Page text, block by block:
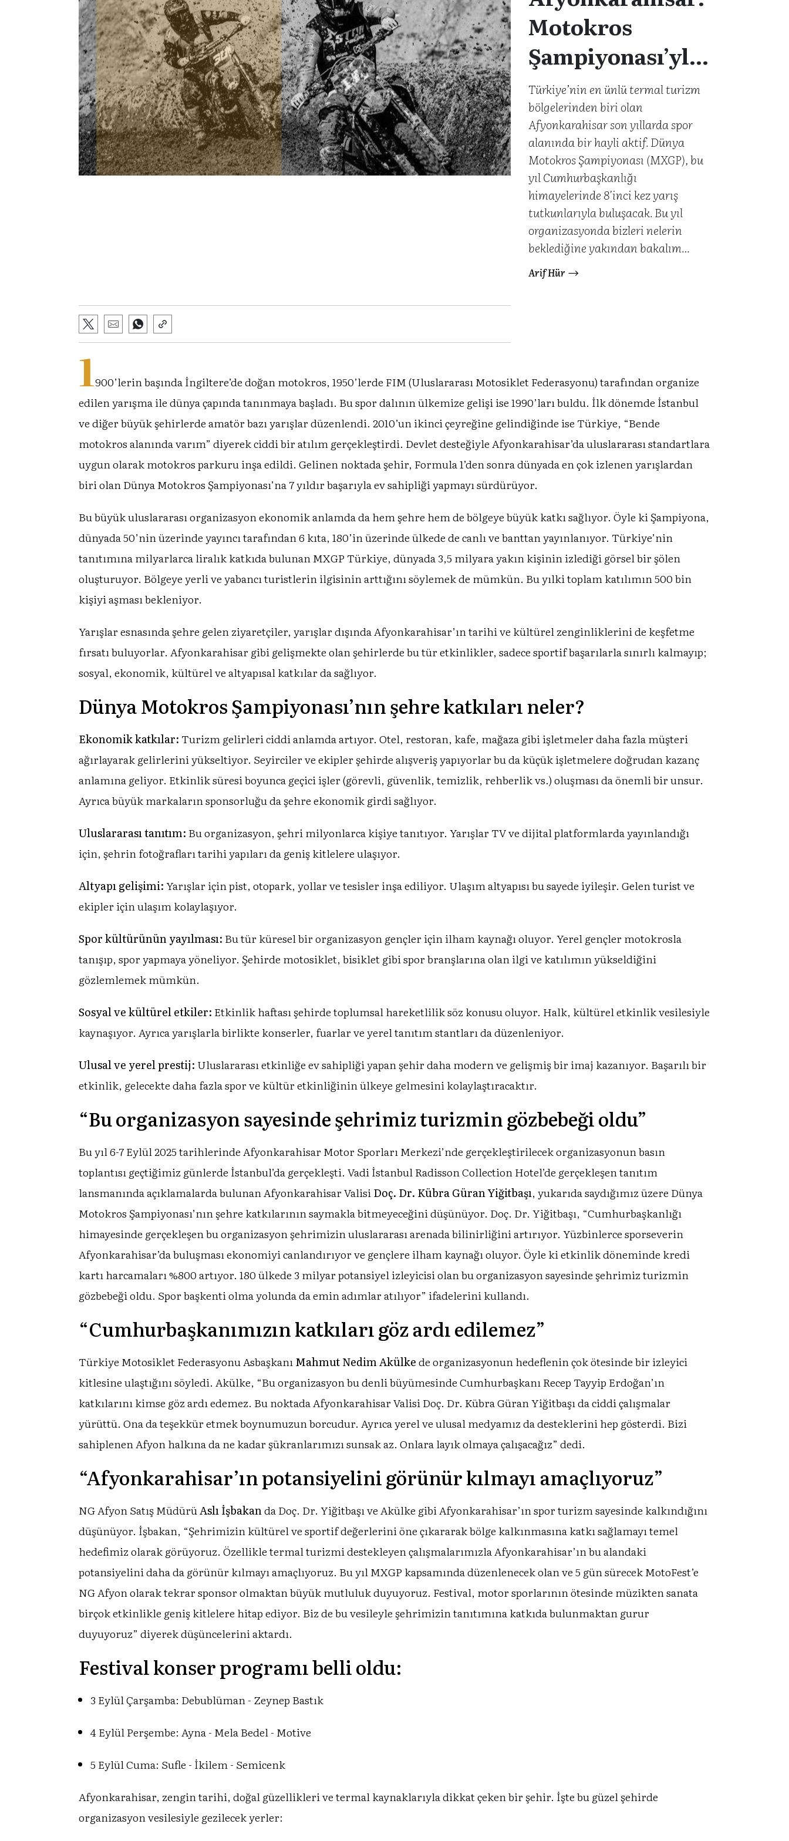
Motokros
Şampiyonası’yla
ivmelenen şehir
Türkiye’nin en ünlü termal turizm
bölgelerinden biri olan
Afyonkarahisar son yıllarda spor
alanında bir hayli aktif. Dünya
Motokros Şampiyonası (MXGP), bu
yıl Cumhurbaşkanlığı
himayelerinde 8'inci kez yarış
tutkunlarıyla buluşacak. Bu yıl
organizasyonda bizleri nelerin
beklediğine yakından bakalım…
Arif Hür
1900’lerin başında İngiltere’de doğan motokros, 1950’lerde FIM (Uluslararası Motosiklet Federasyonu) tarafından organize
edilen yarışma ile dünya çapında tanınmaya başladı. Bu spor dalının ülkemize gelişi ise 1990’ları buldu. İlk dönemde İstanbul
ve diğer büyük şehirlerde amatör bazı yarışlar düzenlendi. 2010’un ikinci çeyreğine gelindiğinde ise Türkiye, “Bende
motokros alanında varım” diyerek ciddi bir atılım gerçekleştirdi. Devlet desteğiyle Afyonkarahisar’da uluslararası standartlara
uygun olarak motokros parkuru inşa edildi. Gelinen noktada şehir, Formula 1’den sonra dünyada en çok izlenen yarışlardan
biri olan Dünya Motokros Şampiyonası’na 7 yıldır başarıyla ev sahipliği yapmayı sürdürüyor.
Bu büyük uluslararası organizasyon ekonomik anlamda da hem şehre hem de bölgeye büyük katkı sağlıyor. Öyle ki Şampiyona,
dünyada 50’nin üzerinde yayıncı tarafından 6 kıta, 180’in üzerinde ülkede de canlı ve banttan yayınlanıyor. Türkiye’nin
tanıtımına milyarlarca liralık katkıda bulunan MXGP Türkiye, dünyada 3,5 milyara yakın kişinin izlediği görsel bir şölen
oluşturuyor. Bölgeye yerli ve yabancı turistlerin ilgisinin arttığını söylemek de mümkün. Bu yılki toplam katılımın 500 bin
kişiyi aşması bekleniyor.
Yarışlar esnasında şehre gelen ziyaretçiler, yarışlar dışında Afyonkarahisar’ın tarihi ve kültürel zenginliklerini de keşfetme
fırsatı buluyorlar. Afyonkarahisar gibi gelişmekte olan şehirlerde bu tür etkinlikler, sadece sportif başarılarla sınırlı kalmayıp;
sosyal, ekonomik, kültürel ve altyapısal katkılar da sağlıyor.
Dünya Motokros Şampiyonası’nın şehre katkıları neler?
Ekonomik katkılar: Turizm gelirleri ciddi anlamda artıyor. Otel, restoran, kafe, mağaza gibi işletmeler daha fazla müşteri
ağırlayarak gelirlerini yükseltiyor. Seyirciler ve ekipler şehirde alışveriş yapıyorlar bu da küçük işletmelere doğrudan kazanç
anlamına geliyor. Etkinlik süresi boyunca geçici işler (görevli, güvenlik, temizlik, rehberlik vs.) oluşması da önemli bir unsur.
Ayrıca büyük markaların sponsorluğu da şehre ekonomik girdi sağlıyor.
Uluslararası tanıtım: Bu organizasyon, şehri milyonlarca kişiye tanıtıyor. Yarışlar TV ve dijital platformlarda yayınlandığı
için, şehrin fotoğrafları tarihi yapıları da geniş kitlelere ulaşıyor.
Altyapı gelişimi:Yarışlar için pist, otopark, yollar ve tesisler inşa ediliyor. Ulaşım altyapısı bu sayede iyileşir. Gelen turist ve
ekipler için ulaşım kolaylaşıyor.
Spor kültürünün yayılması: Bu tür küresel bir organizasyon gençler için ilham kaynağı oluyor. Yerel gençler motokrosla
tanışıp, spor yapmaya yöneliyor. Şehirde motosiklet, bisiklet gibi spor branşlarına olan ilgi ve katılımın yükseldiğini
gözlemlemek mümkün.
Sosyal ve kültürel etkiler: Etkinlik haftası şehirde toplumsal hareketlilik söz konusu oluyor. Halk, kültürel etkinlik vesilesiyle
kaynaşıyor. Ayrıca yarışlarla birlikte konserler, fuarlar ve yerel tanıtım stantları da düzenleniyor.
Ulusal ve yerel prestij: Uluslararası etkinliğe ev sahipliği yapan şehir daha modern ve gelişmiş bir imaj kazanıyor. Başarılı bir
etkinlik, gelecekte daha fazla spor ve kültür etkinliğinin ülkeye gelmesini kolaylaştıracaktır.
“Bu organizasyon sayesinde şehrimiz turizmin gözbebeği oldu”
Bu yıl 6-7 Eylül 2025 tarihlerinde Afyonkarahisar Motor Sporları Merkezi’nde gerçekleştirilecek organizasyonun basın
toplantısı geçtiğimiz günlerde İstanbul’da gerçekleşti. Vadi İstanbul Radisson Collection Hotel’de gerçekleşen tanıtım
lansmanında açıklamalarda bulunan Afyonkarahisar ValisiDoç. Dr. Kübra Güran Yiğitbaşı, yukarıda saydığımız üzere Dünya
Motokros Şampiyonası’nın şehre katkılarının saymakla bitmeyeceğini düşünüyor. Doç. Dr. Yiğitbaşı, “Cumhurbaşkanlığı
himayesinde gerçekleşen bu organizasyon şehrimizin uluslararası arenada bilinirliğini artırıyor. Yüzbinlerce sporseverin
Afyonkarahisar’da buluşması ekonomiyi canlandırıyor ve gençlere ilham kaynağı oluyor. Öyle ki etkinlik döneminde kredi
kartı harcamaları %800 artıyor. 180 ülkede 3 milyar potansiyel izleyicisi olan bu organizasyon sayesinde şehrimiz turizmin
gözbebeği oldu. Spor başkenti olma yolunda da emin adımlar atılıyor” ifadelerini kullandı.
“Cumhurbaşkanımızın katkıları göz ardı edilemez”
Türkiye Motosiklet Federasyonu AsbaşkanıMahmut Nedim Akülkede organizasyonun hedeflenin çok ötesinde bir izleyici
kitlesine ulaştığını söyledi. Akülke, “Bu organizasyon bu denli büyümesinde Cumhurbaşkanı Recep Tayyip Erdoğan’ın
katkılarını kimse göz ardı edemez. Bu noktada Afyonkarahisar Valisi Doç. Dr. Kübra Güran Yiğitbaşı da ciddi çalışmalar
yürüttü. Ona da teşekkür etmek boynumuzun borcudur. Ayrıca yerel ve ulusal medyamız da desteklerini hep gösterdi. Bizi
sahiplenen Afyon halkına da ne kadar şükranlarımızı sunsak az. Onlara layık olmaya çalışacağız” dedi.
“Afyonkarahisar’ın potansiyelini görünür kılmayı amaçlıyoruz”
NG Afyon Satış MüdürüAslı İşbakanda Doç. Dr. Yiğitbaşı ve Akülke gibi Afyonkarahisar’ın spor turizm sayesinde kalkındığını
düşünüyor. İşbakan, “Şehrimizin kültürel ve sportif değerlerini öne çıkararak bölge kalkınmasına katkı sağlamayı temel
hedefimiz olarak görüyoruz. Özellikle termal turizmi destekleyen çalışmalarımızla Afyonkarahisar’ın bu alandaki
potansiyelini daha da görünür kılmayı amaçlıyoruz. Bu yıl MXGP kapsamında düzenlenecek olan ve 5 gün sürecek MotoFest’e
NG Afyon olarak tekrar sponsor olmaktan büyük mutluluk duyuyoruz. Festival, motor sporlarının ötesinde müzikten sanata
birçok etkinlikle geniş kitlelere hitap ediyor. Biz de bu vesileyle şehrimizin tanıtımına katkıda bulunmaktan gurur
duyuyoruz” diyerek düşüncelerini aktardı.
Festival konser programı belli oldu:
3 Eylül Çarşamba: Debublüman - Zeynep Bastık
4 Eylül Perşembe: Ayna - Mela Bedel - Motive
5 Eylül Cuma: Sufle - İkilem - Semicenk
Afyonkarahisar, zengin tarihi, doğal güzellikleri ve termal kaynaklarıyla dikkat çeken bir şehir. İşte bu güzel şehirde
organizasyon vesilesiyle gezilecek yerler: